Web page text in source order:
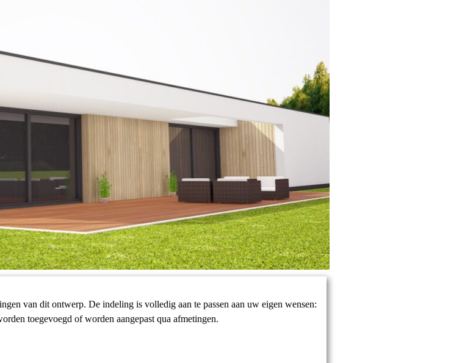
van dit ontwerp. De indeling is volledig aan te passen aan uw eigen wensen:
toegevoegd of worden aangepast qua afmetingen.